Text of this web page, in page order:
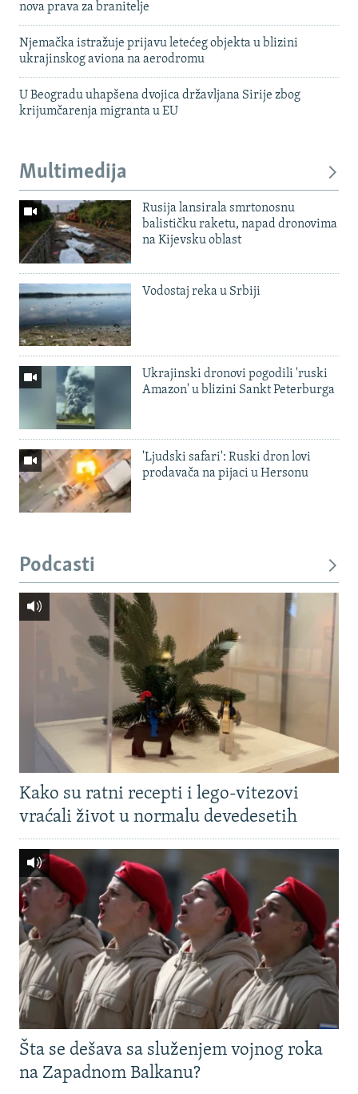
nova prava za branitelje
Njemačka istražuje prijavu letećeg objekta u blizini
ukrajinskog aviona na aerodromu
U Beogradu uhapšena dvojica državljana Sirije zbog
krijumčarenja migranta u EU
Multimedija
Rusija lansirala smrtonosnu
balističku raketu, napad dronovima
na Kijevsku oblast
Vodostaj reka u Srbiji
Ukrajinski dronovi pogodili 'ruski
Amazon' u blizini Sankt Peterburga
'Ljudski safari': Ruski dron lovi
prodavača na pijaci u Hersonu
Podcasti
Kako su ratni recepti i lego-vitezovi
vraćali život u normalu devedesetih
Šta se dešava sa služenjem vojnog roka
na Zapadnom Balkanu?